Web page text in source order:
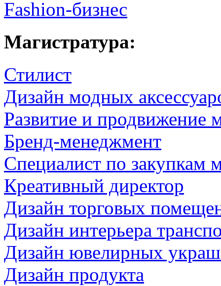
Fashion-бизнес
Магистратура:
Стилист
Дизайн модных
Развитие и продвижение
Бренд-менеджмент
Специалист по закупкам
Креативный директор
Дизайн торговых
Дизайн интерьера
Дизайн ювелирных
Дизайн продукта